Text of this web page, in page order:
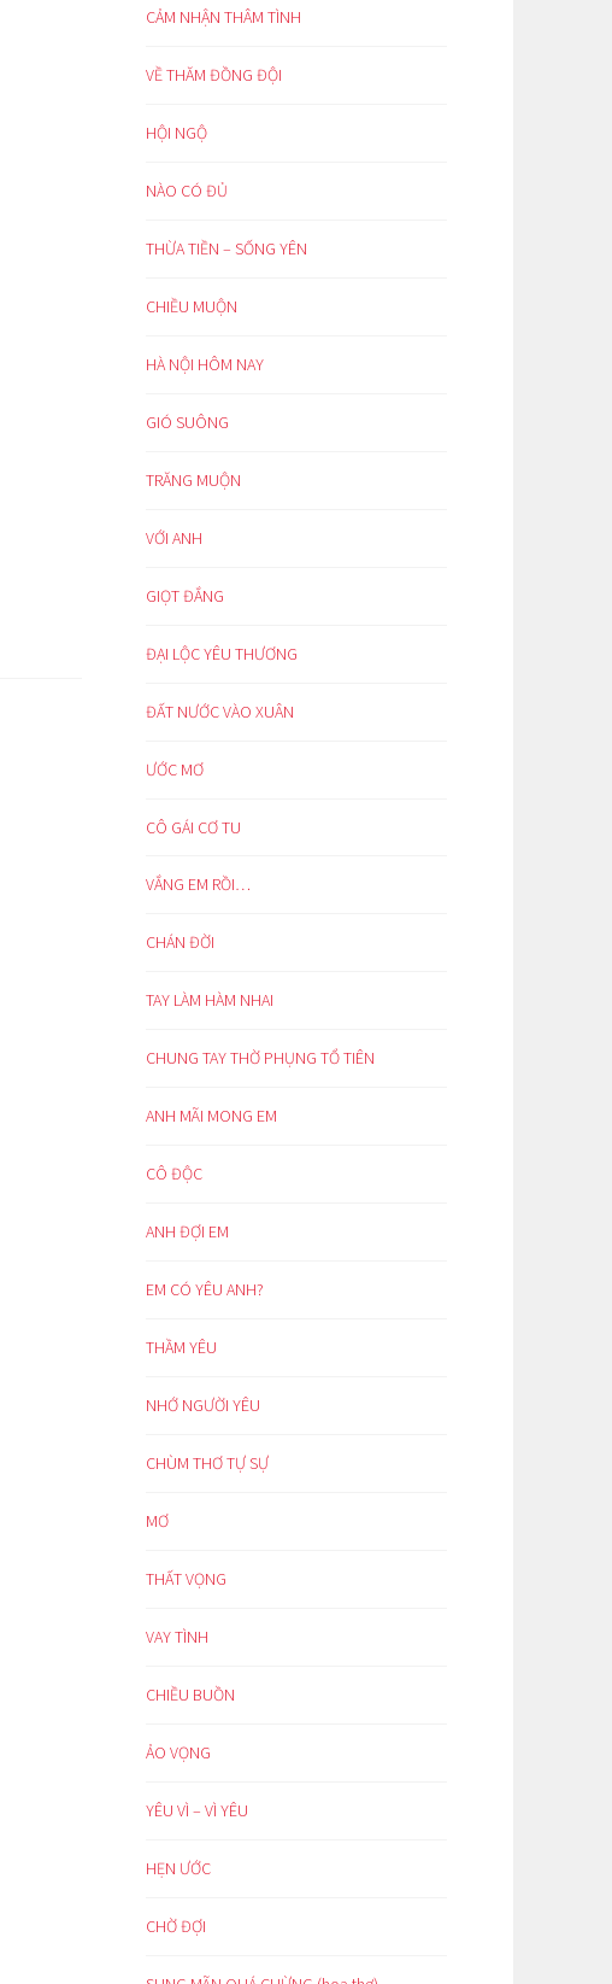
CẢM NHẬN THÂM TÌNH
VỀ THĂM ĐỒNG ĐỘI
HỘI NGỘ
NÀO CÓ ĐỦ
THỪA TIỀN – SỐNG YÊN
CHIỀU MUỘN
HÀ NỘI HÔM NAY
GIÓ SUÔNG
TRĂNG MUỘN
VỚI ANH
GIỌT ĐẮNG
ĐẠI LỘC YÊU THƯƠNG
ĐẤT NƯỚC VÀO XUÂN
ƯỚC MƠ
CÔ GÁI CƠ TU
VẮNG EM RỒI…
CHÁN ĐỜI
TAY LÀM HÀM NHAI
CHUNG TAY THỜ PHỤNG TỔ TIÊN
ANH MÃI MONG EM
CÔ ĐỘC
ANH ĐỢI EM
EM CÓ YÊU ANH?
THẦM YÊU
NHỚ NGƯỜI YÊU
CHÙM THƠ TỰ SỰ
MƠ
THẤT VỌNG
VAY TÌNH
CHIỀU BUỒN
ẢO VỌNG
YÊU VÌ – VÌ YÊU
HẸN ƯỚC
CHỜ ĐỢI